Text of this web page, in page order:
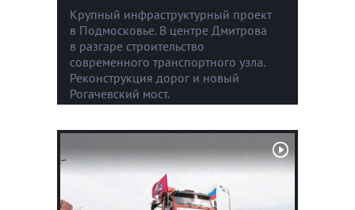
Крупный инфраструктурный проект
в Подмосковье. В центре Дмитрова
в разгаре строительство
современного транспортного узла.
Реконструкция дорог и новый
Рогачевский мост.